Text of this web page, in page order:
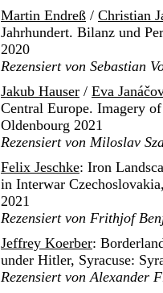
Martin Endreß / Christian
Jahrhundert. Bilanz und
2020
Rezensiert von Sebastian
Jakub Hauser / Eva
Central Europe. Imagery
Oldenbourg 2021
Rezensiert von Miloslav
Felix Jeschke: Iron
in Interwar
2021
Rezensiert von Frithjof
Jeffrey Koerber:
under Hitler, Syracuse:
Rezensiert von Alexander